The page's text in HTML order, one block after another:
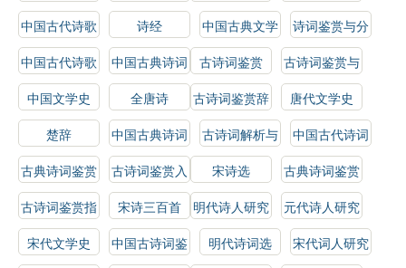
选
中国古代诗歌
史
诗经
中国古典文学
史
诗词鉴赏与分
析
中国古代诗歌
选
中国古典诗词
研究
古诗词鉴赏
古诗词鉴赏与
解析
中国文学史 全唐诗
古诗词鉴赏辞
典
唐代文学史
楚辞
中国古典诗词
解析
古诗词解析与
鉴赏
中国古代诗词
概论
古典诗词鉴赏
古诗词鉴赏入
门
宋诗选
古典诗词鉴赏
辞典
古诗词鉴赏指
南
宋诗三百首 明代诗人研究
元代诗人研究
宋代文学史
中国古诗词鉴
明代诗词选
宋代词人研究